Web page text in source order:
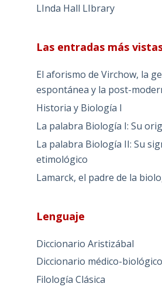
LInda Hall LIbrary
Las entradas más
El aforismo de Virchow, la
espontánea y la post-
Historia y Biología I
La palabra Biología I: Su
La palabra Biología II: Su
etimológico
Lamarck, el padre de la
Lenguaje
Diccionario Aristizábal
Diccionario médico-
Filología Clásica